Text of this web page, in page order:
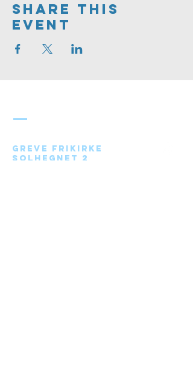
Share This
Event
Greve Frikirke
Solhegnet 2